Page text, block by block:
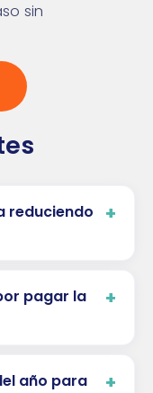
sin
reduciendo
pagar la
año para